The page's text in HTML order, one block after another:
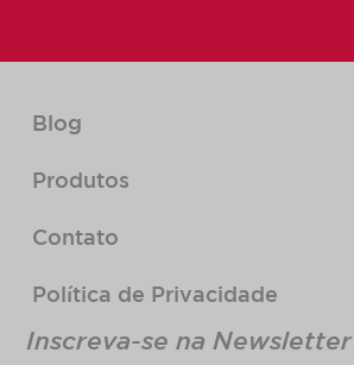
Blog
Produtos
Contato
Política de Privacidade
Inscreva-se na Newsletter